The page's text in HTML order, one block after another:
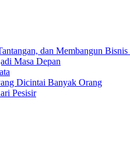
dan Membangun
Masa Depan
Dicintai Banyak Orang
Pesisir